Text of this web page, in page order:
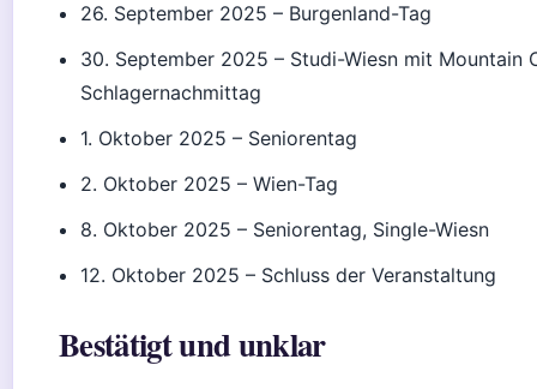
26. September 2025 – Burgenland-Tag
30. September 2025 – Studi-Wiesn mit Mountain
Schlagernachmittag
1. Oktober 2025 – Seniorentag
2. Oktober 2025 – Wien-Tag
8. Oktober 2025 – Seniorentag, Single-Wiesn
12. Oktober 2025 – Schluss der Veranstaltung
Bestätigt und unklar